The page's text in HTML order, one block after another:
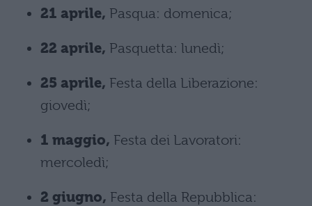
21 aprile, Pasqua: domenica;
22 aprile, Pasquetta: lunedì;
25 aprile, Festa della Liberazione:
giovedì;
1 maggio, Festa dei Lavoratori:
mercoledì;
2 giugno, Festa della Repubblica: